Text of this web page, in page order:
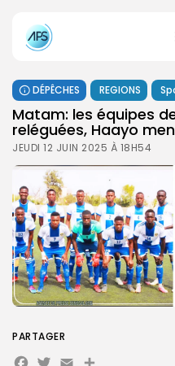
DÉPÊCHES REGIONS
Matam: les équipes de
reléguées, Haayo
JEUDI 12 JUIN 2025 À 18H54
PARTAGER